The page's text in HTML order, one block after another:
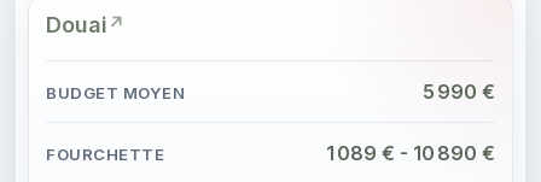
Douai
5 990 €
1 089 € - 10 890 €